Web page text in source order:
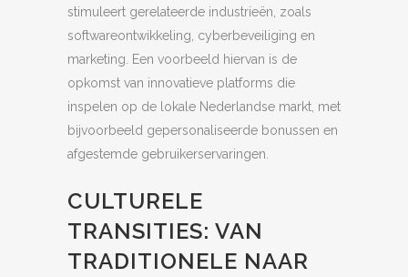
stimuleert gerelateerde industrieën, zoals
softwareontwikkeling, cyberbeveiliging en
marketing. Een voorbeeld hiervan is de
opkomst van innovatieve platforms die
inspelen op de lokale Nederlandse markt, met
bijvoorbeeld gepersonaliseerde bonussen en
afgestemde gebruikerservaringen.
CULTURELE
TRANSITIES: VAN
TRADITIONELE NAAR